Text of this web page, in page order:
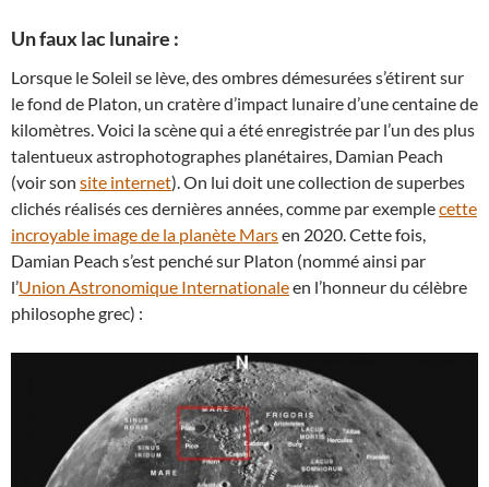
Un faux lac lunaire :
Lorsque le Soleil se lève, des ombres démesurées s’étirent sur
le fond de Platon, un cratère d’impact lunaire d’une centaine de
kilomètres. Voici la scène qui a été enregistrée par l’un des plus
talentueux astrophotographes planétaires, Damian Peach
(voir son site internet). On lui doit une collection de superbes
clichés réalisés ces dernières années, comme par exemplecette
incroyable image de la planète Marsen 2020. Cette fois,
Damian Peach s’est penché sur Platon (nommé ainsi par
l’Union Astronomique Internationaleen l’honneur du célèbre
philosophe grec) :